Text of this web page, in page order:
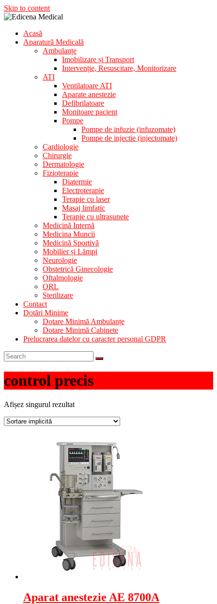
Skip to content
Edicena Medical
Aparatura Medicala
Acasă
Aparatură Medicală
Ambulanțe
Imobilizare și Transport
Intervenție, Resuscitare, Monitorizare
ATI
Ventilatoare ATI
Aparate anestezie
Defibrilatoare
Monitoare pacient
Pompe
Pompe de infuzie (infuzomate)
Pompe de injectie (injectomate)
Cardiologie
Chirurgie
Dermatologie
Fizioterapie
Diatermie
Electroterapie
Terapie cu laser
Masaj limfatic
Terapie cu ultrasunete
Medicină Internă
Medicina Muncii
Medicină Sportivă
Mobilier și Lămpi
Neurologie
Obstetrică Ginecologie
Oftalmologie
ORL
Sterilizare
Contact
Dotări Minime
Dotare Minimă Ambulanțe
Dotare Minimă Cabinete
Prelucrarea datelor cu caracter personal GDPR
control precis
Afișez singurul rezultat
Aparat anestezie AE 8700A